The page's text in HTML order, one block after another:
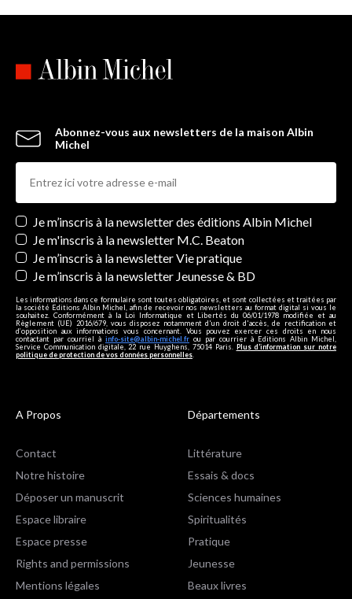
Abonnez-vous aux newsletters de la maison Albin
Michel
Newsletters
Je m’inscris à la newsletter des éditions Albin Michel
Je m'inscris à la newsletter M.C. Beaton
Je m’inscris à la newsletter Vie pratique
Je m’inscris à la newsletter Jeunesse & BD
Les informations dans ce formulaire sont toutes obligatoires, et sont collectées et traitées par
la société Editions Albin Michel, afin de recevoir nos newsletters au format digital si vous le
souhaitez. Conformément à la Loi Informatique et Libertés du 06/01/1978 modifiée et au
Règlement (UE) 2016/679, vous disposez notamment d'un droit d'accès, de rectification et
d’opposition aux informations vous concernant. Vous pouvez exercer ces droits en nous
contactant par courriel à info-site@albin-michel.fr ou par courrier à Editions Albin Michel,
Service Communication digitale, 22 rue Huyghens, 75014 Paris. Plus d’information sur notre
politique de protection de vos données personnelles
A Propos
Contact
Notre histoire
Déposer un manuscrit
Espace libraire
Espace presse
Rights and permissions
Mentions légales
Départements
Littérature
Essais & docs
Sciences humaines
Spiritualités
Pratique
Jeunesse
Beaux livres